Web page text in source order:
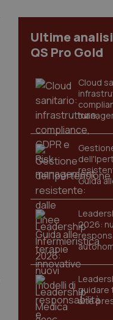
Ultime
QS Pro Gold
Cloud
Guida
2026:
guidare
alte